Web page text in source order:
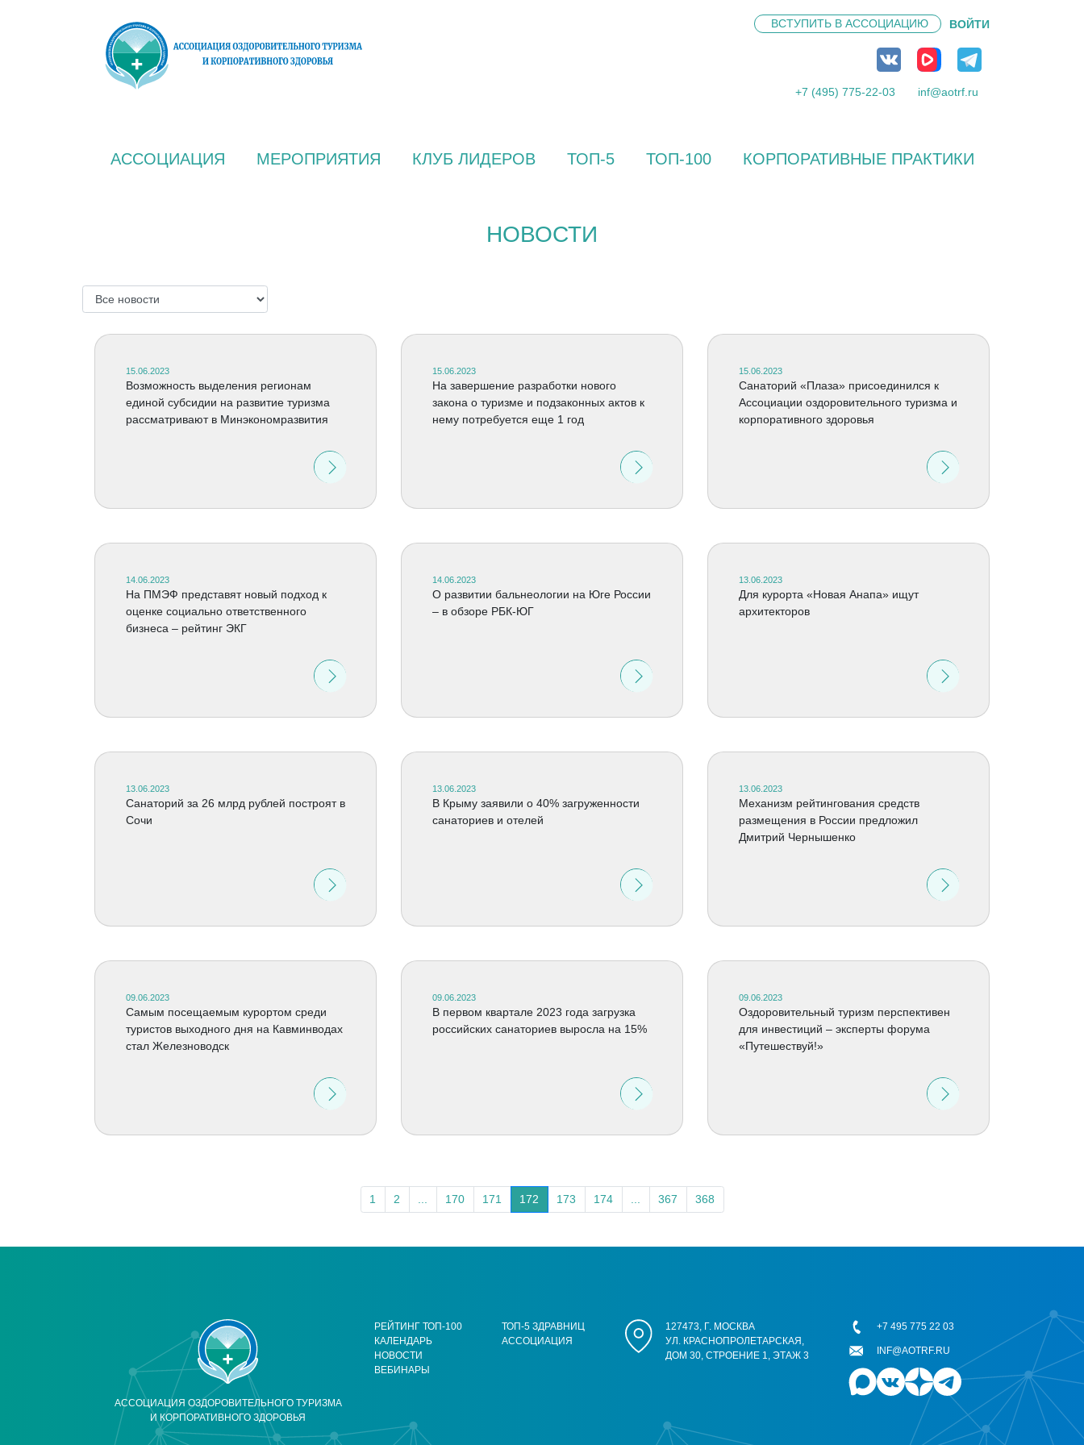
ВСТУПИТЬ В АССОЦИАЦИЮ ВОЙТИ
+7 (495) 775-22-03 inf@aotrf.ru
АССОЦИАЦИЯ МЕРОПРИЯТИЯ КЛУБ ЛИДЕРОВ ТОП-5 ТОП-100 КОРПОРАТИВНЫЕ ПРАКТИКИ
НОВОСТИ
15.06.2023
Возможность выделения регионам
единой субсидии на развитие туризма
рассматривают в Минэкономразвития
15.06.2023
На завершение разработки нового
закона о туризме и подзаконных актов к
нему потребуется еще 1 год
15.06.2023
Cанаторий «Плаза» присоединился к
Ассоциации оздоровительного туризма и
корпоративного здоровья
14.06.2023
На ПМЭФ представят новый подход к
оценке социально ответственного
бизнеса – рейтинг ЭКГ
14.06.2023
О развитии бальнеологии на Юге России
– в обзоре РБК-ЮГ
13.06.2023
Для курорта «Новая Анапа» ищут
архитекторов
13.06.2023
Санаторий за 26 млрд рублей построят в
Сочи
13.06.2023
В Крыму заявили о 40% загруженности
санаториев и отелей
13.06.2023
Механизм рейтингования средств
размещения в России предложил
Дмитрий Чернышенко
09.06.2023
Самым посещаемым курортом среди
туристов выходного дня на Кавминводах
стал Железноводск
09.06.2023
В первом квартале 2023 года загрузка
российских санаториев выросла на 15%
09.06.2023
Оздоровительный туризм перспективен
для инвестиций – эксперты форума
«Путешествуй!»
1 2 170 171 172 173 174 367 368
АССОЦИАЦИЯ ОЗДОРОВИТЕЛЬНОГО ТУРИЗМА
И КОРПОРАТИВНОГО ЗДОРОВЬЯ
РЕЙТИНГ ТОП-100
КАЛЕНДАРЬ
НОВОСТИ
ВЕБИНАРЫ
ТОП-5 ЗДРАВНИЦ
АССОЦИАЦИЯ
127473, Г. МОСКВА
УЛ. КРАСНОПРОЛЕТАРСКАЯ,
ДОМ 30, СТРОЕНИЕ 1, ЭТАЖ 3
+7 495 775 22 03
INF@AOTRF.RU